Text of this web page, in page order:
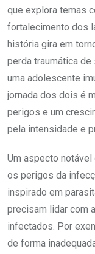
que explora temas
fortalecimento dos
história gira em
perda traumática de
uma adolescente
jornada dos dois é
perigos e um
pela intensidade e
Um aspecto
os perigos da
inspirado em
precisam lidar com
infectados. Por
de forma